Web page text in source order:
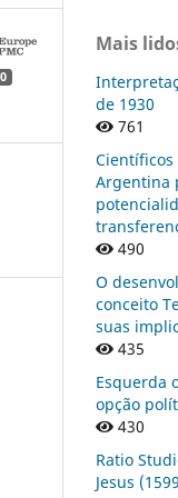
0
Mais
de 1930
761
Científicos
Argentina
490
O
conceito
suas
435
Esquerda
opção
430
Ratio
Jesus